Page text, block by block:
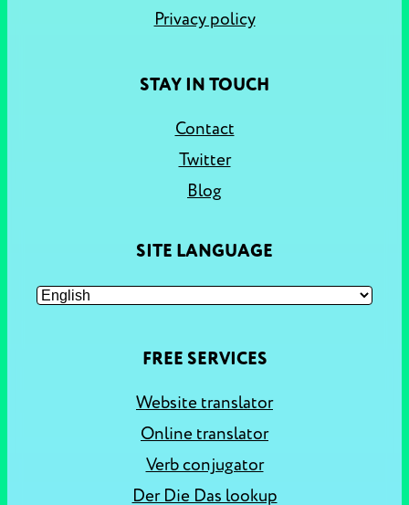
Privacy policy
STAY IN TOUCH
Contact
Twitter
Blog
SITE LANGUAGE
FREE SERVICES
Website translator
Online translator
Verb conjugator
Der Die Das lookup